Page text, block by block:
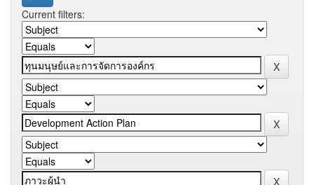
Current filters: